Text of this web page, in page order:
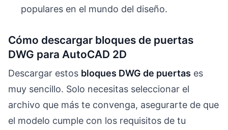
populares en el mundo del diseño.
Cómo descargar bloques de puertas
DWG para AutoCAD 2D
Descargar estos bloques DWG de puertas es
muy sencillo. Solo necesitas seleccionar el
archivo que más te convenga, asegurarte de que
el modelo cumple con los requisitos de tu